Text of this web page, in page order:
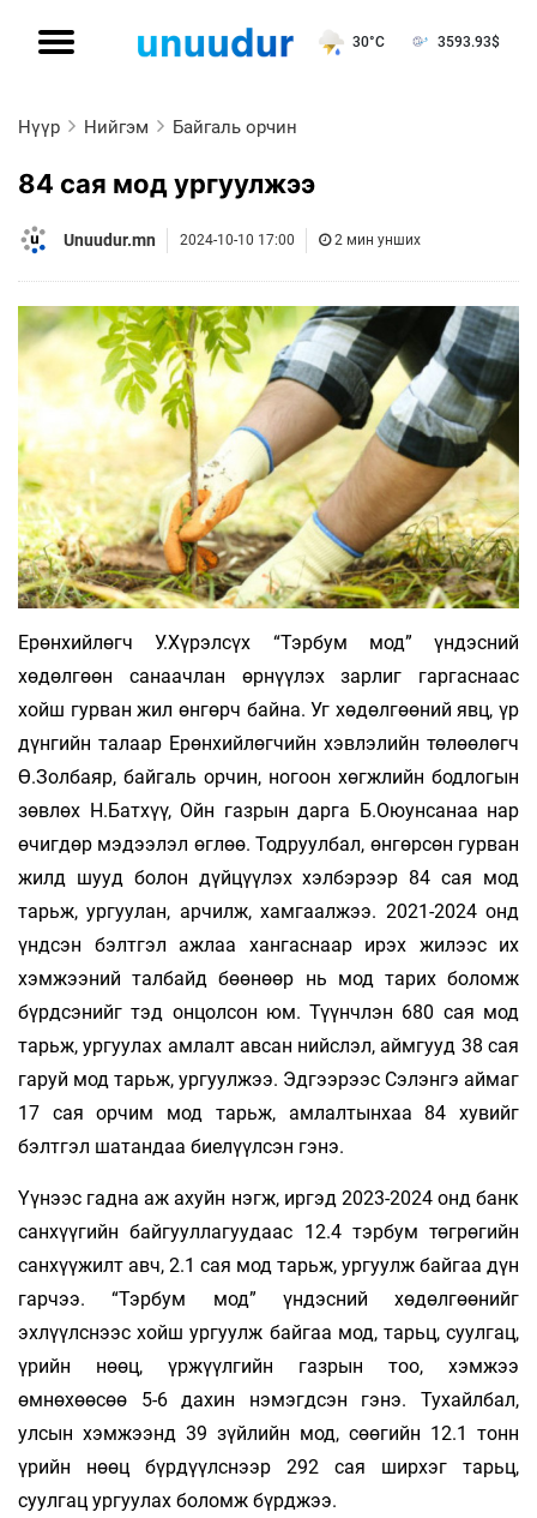
30°C 3593.93$
Нүүр Нийгэм Байгаль орчин
84 сая мод ургуулжээ
Unuudur.mn 2024-10-10 17:00 2 мин унших
Ерөнхийлөгч У.Хүрэлсүх “Тэрбум мод” үндэсний
хөдөлгөөн санаачлан өрнүүлэх зарлиг гаргаснаас
хойш гурван жил өнгөрч байна. Уг хөдөлгөөний явц, үр
дүнгийн талаар Ерөнхийлөгчийн хэвлэлийн төлөөлөгч
Ө.Золбаяр, байгаль орчин, ногоон хөгжлийн бодлогын
зөвлөх Н.Батхүү, Ойн газрын дарга Б.Оюунсанаа нар
өчигдөр мэдээлэл өглөө. Тодруулбал, өнгөрсөн гурван
жилд шууд болон дүйцүүлэх хэлбэрээр 84 сая мод
тарьж, ургуулан, арчилж, хамгаалжээ. 2021-2024 онд
үндсэн бэлтгэл ажлаа хангаснаар ирэх жилээс их
хэмжээний талбайд бөөнөөр нь мод тарих боломж
бүрдсэнийг тэд онцолсон юм. Түүнчлэн 680 сая мод
тарьж, ургуулах амлалт авсан нийслэл, аймгууд 38 сая
гаруй мод тарьж, ургуулжээ. Эдгээрээс Сэлэнгэ аймаг
17 сая орчим мод тарьж, амлалтынхаа 84 хувийг
бэлтгэл шатандаа биелүүлсэн гэнэ.
Үүнээс гадна аж ахуйн нэгж, иргэд 2023-2024 онд банк
санхүүгийн байгууллагуудаас 12.4 тэрбум төгрөгийн
санхүүжилт авч, 2.1 сая мод тарьж, ургуулж байгаа дүн
гарчээ. “Тэрбум мод” үндэсний хөдөлгөөнийг
эхлүүлснээс хойш ургуулж байгаа мод, тарьц, суулгац,
үрийн нөөц, үржүүлгийн газрын тоо, хэмжээ
өмнөхөөсөө 5-6 дахин нэмэгдсэн гэнэ. Тухайлбал,
улсын хэмжээнд 39 зүйлийн мод, сөөгийн 12.1 тонн
үрийн нөөц бүрдүүлснээр 292 сая ширхэг тарьц,
суулгац ургуулах боломж бүрджээ.